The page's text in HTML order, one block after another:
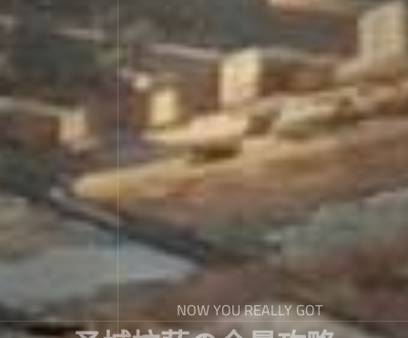
NOW YOU REALLY GOT